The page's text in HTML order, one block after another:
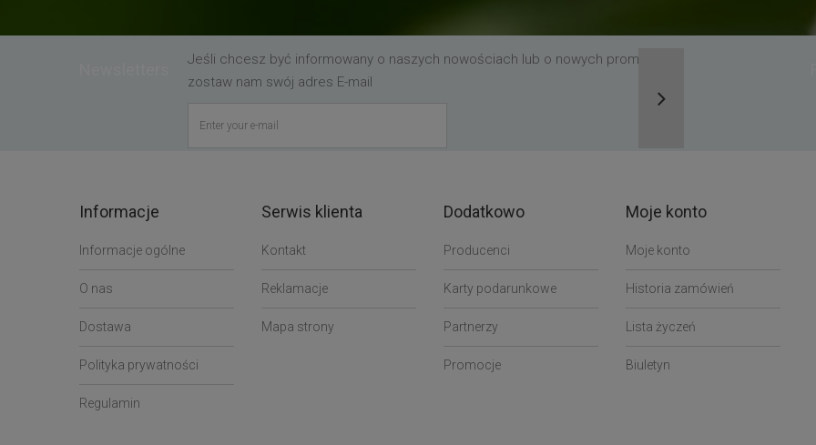
Jeśli chcesz być informowany o naszych nowościach lub o nowych promocjach,
zostaw nam swój adres E-mail
Informacje
Informacje ogólne
O nas
Dostawa
Polityka prywatności
Regulamin
Serwis klienta
Kontakt
Reklamacje
Mapa strony
Dodatkowo
Producenci
Karty podarunkowe
Partnerzy
Promocje
Moje konto
Moje konto
Historia zamówień
Lista życzeń
Biuletyn